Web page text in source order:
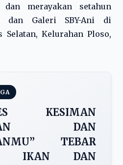
dan merayakan setahun
dan Galeri SBY-Ani di
Selatan, Kelurahan Ploso,
KESIMAN
DAN
TEBAR
IKAN DAN